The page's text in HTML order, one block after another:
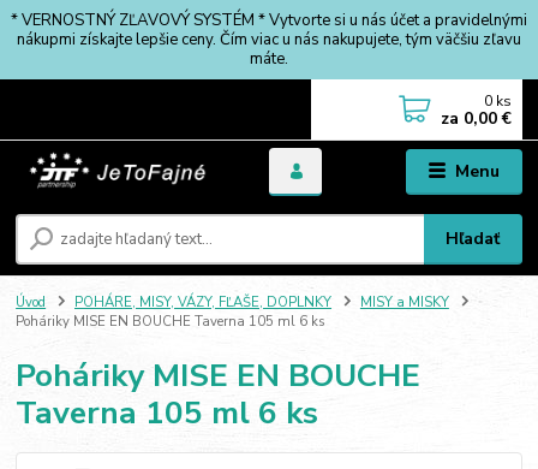
* VERNOSTNÝ ZĽAVOVÝ SYSTÉM * Vytvorte si u nás účet a pravidelnými
nákupmi získajte lepšie ceny. Čím viac u nás nakupujete, tým väčšiu zľavu
máte.
Menu
Hľadať
0 ks
za 0,00 €
Úvod POHÁRE, MISY, VÁZY, FĽAŠE, DOPLNKY
MISY a MISKY
Poháriky MISE EN BOUCHE Taverna 105 ml 6 ks
Poháriky MISE EN BOUCHE
Taverna 105 ml 6 ks